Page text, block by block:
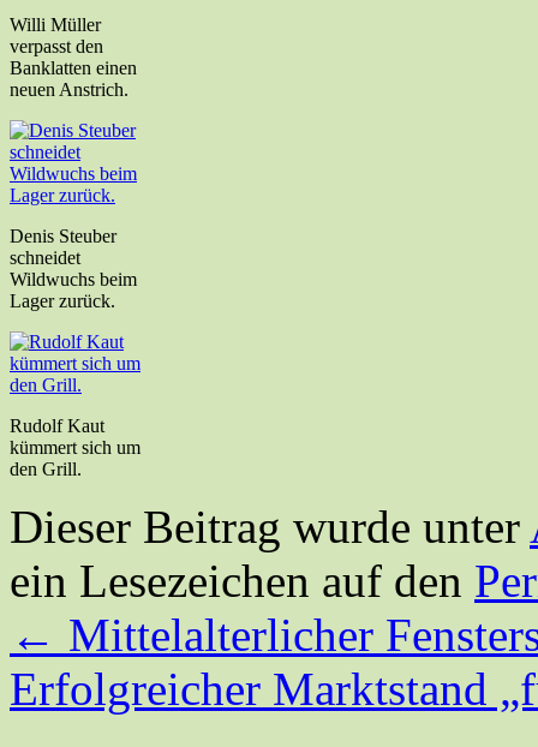
Willi Müller
verpasst den
Banklatten einen
neuen Anstrich.
Denis Steuber
schneidet
Wildwuchs beim
Lager zurück.
Rudolf Kaut
kümmert sich um
den Grill.
Dieser Beitrag wurde unter
ein Lesezeichen auf den
← Mittelalterlicher
Erfolgreicher Marktstand